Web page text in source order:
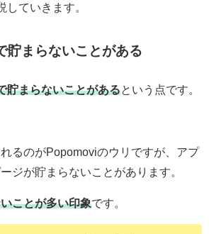
していきます。
貯まらないことがある
貯まらないことがあるという点です。
るのがPopomoviのウリですが、アプ
ジが貯まらないことがあります。
ことが多い印象です。